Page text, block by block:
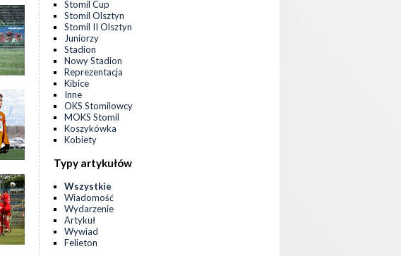
Stomil Cup
Stomil Olsztyn
Stomil II Olsztyn
Juniorzy
Stadion
Nowy Stadion
Reprezentacja
Kibice
Inne
OKS Stomilowcy
MOKS Stomil
Koszykówka
Kobiety
Typy artykułów
Wszystkie
Wiadomość
Wydarzenie
Artykuł
Wywiad
Felieton